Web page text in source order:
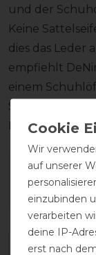
und der
Keine
dies das Leder
empfiehlt
einem
Stiefelknecht,
Reißverschluss
Wie hat dir
gefallen?
Wir
auf unserer
einzubinden
verarbeiten
deine IP-
erst nach